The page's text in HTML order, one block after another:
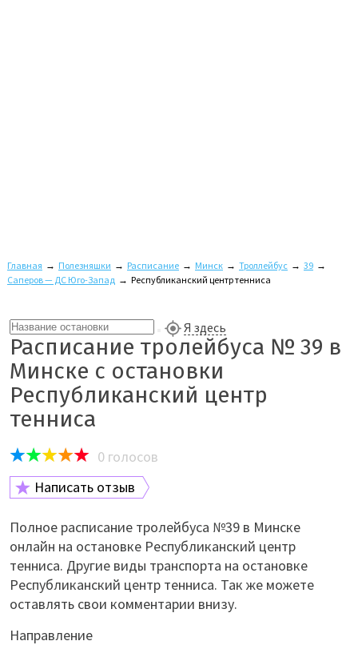
Главная → Полезняшки → Расписание → Минск → Троллейбус → 39 →
Саперов — ДС Юго-Запад → Республиканский центр тенниса
Я здесь
Расписание тролейбуса № 39 в
Минске с остановки
Республиканский центр
тенниса
0 голосов
Написать отзыв
Полное расписание тролейбуса №39 в Минске
онлайн на остановке Республиканский центр
тенниса. Другие виды транспорта на остановке
Республиканский центр тенниса. Так же можете
оставлять свои комментарии внизу.
Направление